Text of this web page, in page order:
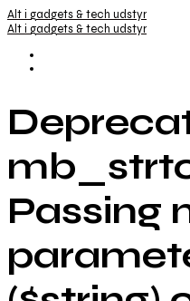
Alt i gadgets & tech udstyr
Alt i gadgets & tech udstyr
Passing